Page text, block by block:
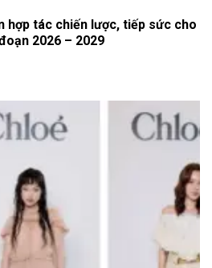
hợp tác chiến lược, tiếp sức cho
2026 – 2029